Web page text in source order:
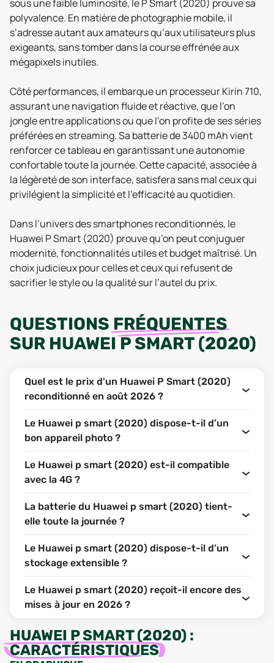
sous une faible luminosité, le P Smart (2020) prouve sa
polyvalence. En matière de photographie mobile, il
s’adresse autant aux amateurs qu’aux utilisateurs plus
exigeants, sans tomber dans la course effrénée aux
mégapixels inutiles.
Côté performances, il embarque un processeur Kirin 710,
assurant une navigation fluide et réactive, que l’on
jongle entre applications ou que l’on profite de ses séries
préférées en streaming. Sa batterie de 3400 mAh vient
renforcer ce tableau en garantissant une autonomie
confortable toute la journée. Cette capacité, associée à
la légèreté de son interface, satisfera sans mal ceux qui
privilégient la simplicité et l’efficacité au quotidien.
Dans l’univers des smartphones reconditionnés, le
Huawei P Smart (2020) prouve qu’on peut conjuguer
modernité, fonctionnalités utiles et budget maîtrisé. Un
choix judicieux pour celles et ceux qui refusent de
sacrifier le style ou la qualité sur l’autel du prix.
QUESTIONS FRÉQUENTES
SUR HUAWEI P SMART (2020)
Quel est le prix d'un Huawei P Smart (2020)
reconditionné en août 2026 ?
Le Huawei p smart (2020) dispose-t-il d’un
bon appareil photo ?
Le Huawei p smart (2020) est-il compatible
avec la 4G ?
La batterie du Huawei p smart (2020) tient-
elle toute la journée ?
Le Huawei p smart (2020) dispose-t-il d’un
stockage extensible ?
Le Huawei p smart (2020) reçoit-il encore des
mises à jour en 2026 ?
HUAWEI P SMART (2020) :
CARACTÉRISTIQUES